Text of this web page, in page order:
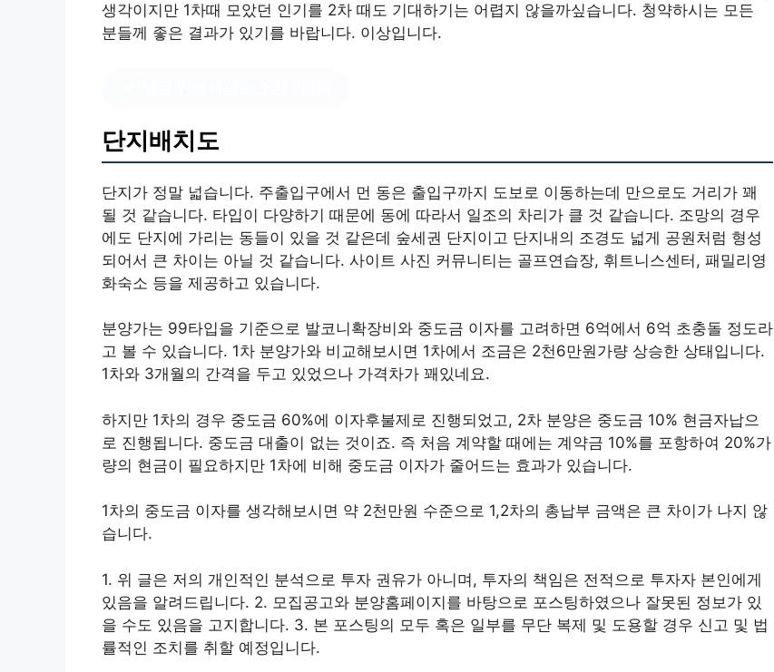
생각이지만 1차때 모았던 인기를 2차 때도 기대하기는 어렵지 않을까싶습니다. 청약하시는 모든
분들께 좋은 결과가 있기를 바랍니다. 이상입니다.
단지배치도
단지가 정말 넓습니다. 주출입구에서 먼 동은 출입구까지 도보로 이동하는데 만으로도 거리가 꽤
될 것 같습니다. 타입이 다양하기 때문에 동에 따라서 일조의 차리가 클 것 같습니다. 조망의 경우
에도 단지에 가리는 동들이 있을 것 같은데 숲세권 단지이고 단지내의 조경도 넓게 공원처럼 형성
되어서 큰 차이는 아닐 것 같습니다. 사이트 사진 커뮤니티는 골프연습장, 휘트니스센터, 패밀리영
화숙소 등을 제공하고 있습니다.
분양가는 99타입을 기준으로 발코니확장비와 중도금 이자를 고려하면 6억에서 6억 초충돌 정도라
고 볼 수 있습니다. 1차 분양가와 비교해보시면 1차에서 조금은 2천6만원가량 상승한 상태입니다.
1차와 3개월의 간격을 두고 있었으나 가격차가 꽤있네요.
하지만 1차의 경우 중도금 60%에 이자후불제로 진행되었고, 2차 분양은 중도금 10% 현금자납으
로 진행됩니다. 중도금 대출이 없는 것이죠. 즉 처음 계약할 때에는 계약금 10%를 포항하여 20%가
량의 현금이 필요하지만 1차에 비해 중도금 이자가 줄어드는 효과가 있습니다.
1차의 중도금 이자를 생각해보시면 약 2천만원 수준으로 1,2차의 총납부 금액은 큰 차이가 나지 않
습니다.
1. 위 글은 저의 개인적인 분석으로 투자 권유가 아니며, 투자의 책임은 전적으로 투자자 본인에게
있음을 알려드립니다. 2. 모집공고와 분양홈페이지를 바탕으로 포스팅하였으나 잘못된 정보가 있
을 수도 있음을 고지합니다. 3. 본 포스팅의 모두 혹은 일부를 무단 복제 및 도용할 경우 신고 및 법
률적인 조치를 취할 예정입니다.